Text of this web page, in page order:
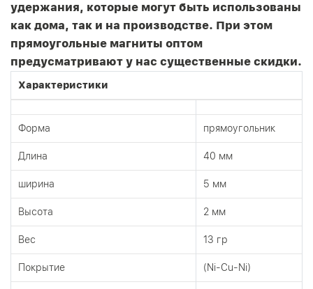
удержания, которые могут быть использованы
как дома, так и на производстве. При этом
прямоугольные магниты оптом
предусматривают у нас существенные скидки.
Характеристики
Форма прямоугольник
Длина 40 мм
ширина 5 мм
Высота 2 мм
Вес 13 гр
Покрытие (Ni-Cu-Ni)